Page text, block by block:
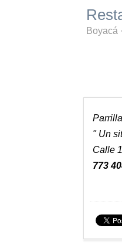
Boyacá ·
" Un
Calle
773